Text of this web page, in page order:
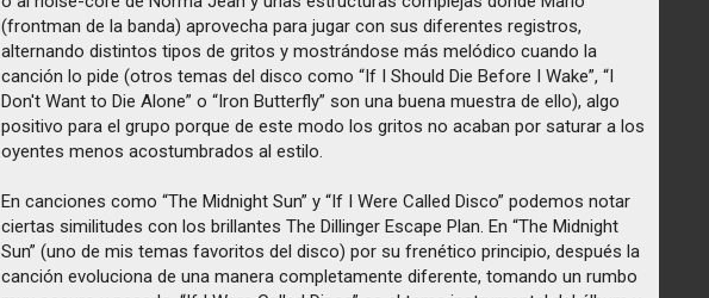
(frontman de la banda) aprovecha para jugar con sus diferentes registros,
alternando distintos tipos de gritos y mostrándose más melódico cuando la
canción lo pide (otros temas del disco como “If I Should Die Before I Wake”, “I
Don't Want to Die Alone” o “Iron Butterfly” son una buena muestra de ello), algo
positivo para el grupo porque de este modo los gritos no acaban por saturar a los
oyentes menos acostumbrados al estilo.
En canciones como “The Midnight Sun” y “If I Were Called Disco” podemos notar
ciertas similitudes con los brillantes The Dillinger Escape Plan. En “The Midnight
Sun” (uno de mis temas favoritos del disco) por su frenético principio, después la
canción evoluciona de una manera completamente diferente, tomando un rumbo